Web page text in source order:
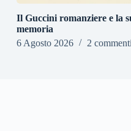
Il Guccini romanziere e la
memoria
6 Agosto 2026
2